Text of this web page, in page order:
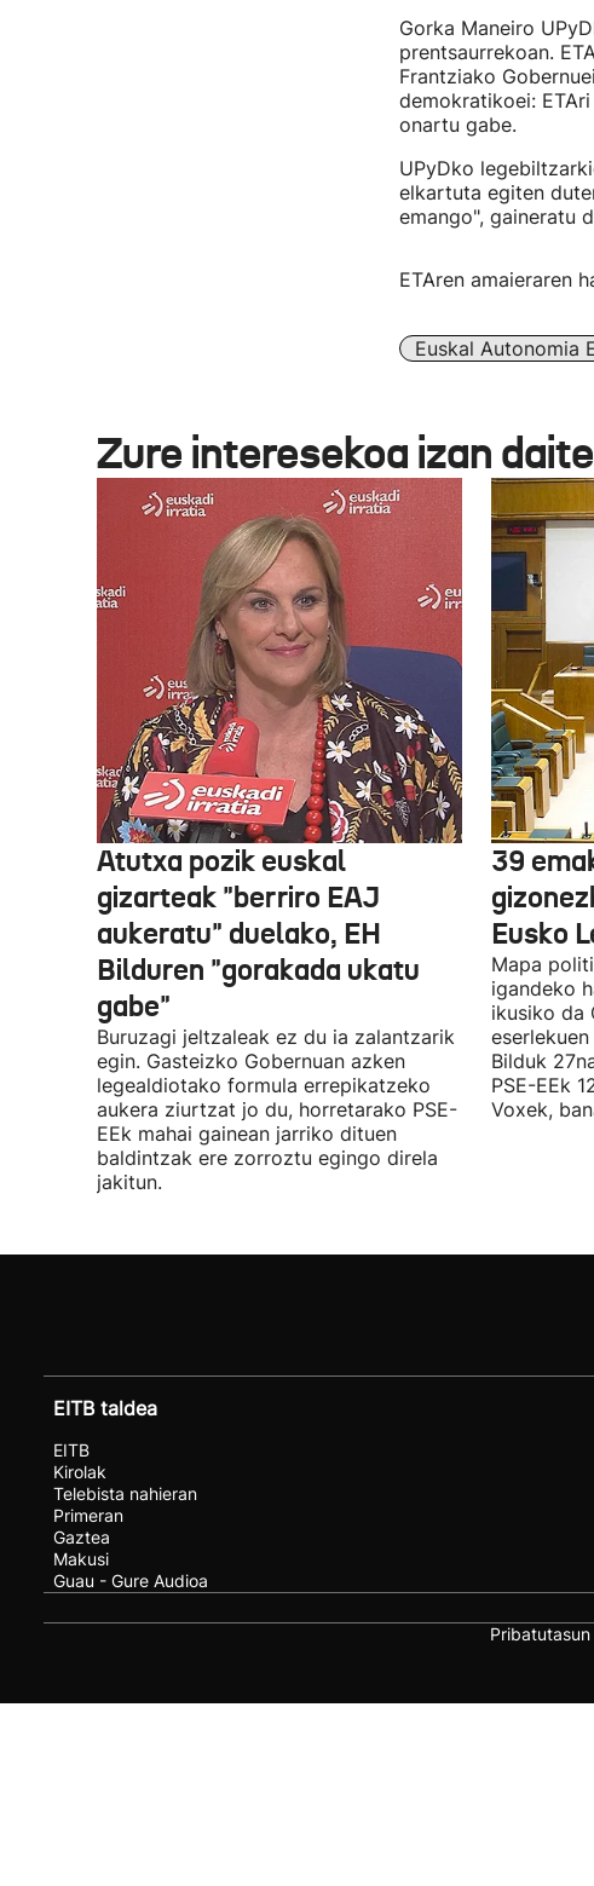
Gorka Maneiro
prentsaurrekoan.
Frantziako
demokratikoei:
onartu gabe.
UPyDko
elkartuta egiten
emango", gaineratu
ETAren amaieraren
Euskal Autonomia
Zure interesekoa izan
Atutxa pozik euskal
gizarteak "berriro EAJ
aukeratu" duelako, EH
Bilduren "gorakada ukatu
gabe"
Buruzagi jeltzaleak ez du ia zalantzarik
egin. Gasteizko Gobernuan azken
legealdiotako formula errepikatzeko
aukera ziurtzat jo du, horretarako PSE-
EEk mahai gainean jarriko dituen
baldintzak ere zorroztu egingo direla
jakitun.
39
Eusko
Mapa
igandeko
ikusiko da
Bilduk
PSE-EEk
Voxek,
EITB taldea
EITB
Kirolak
Telebista nahieran
Primeran
Gaztea
Makusi
Guau - Gure Audioa